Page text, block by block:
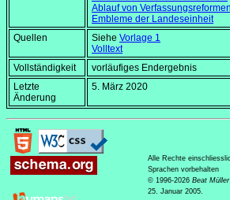
Ablauf von Verfassungsreformen
Embleme der Landeseinheit
Quellen
Siehe Vorlage 1
Volltext
Vollständigkeit
vorläufiges Endergebnis
Letzte
Änderung
5. März 2020
Alle Rechte
Sprachen vorbehalten
© 1996-2026 Beat Müller
25. Januar 2005.